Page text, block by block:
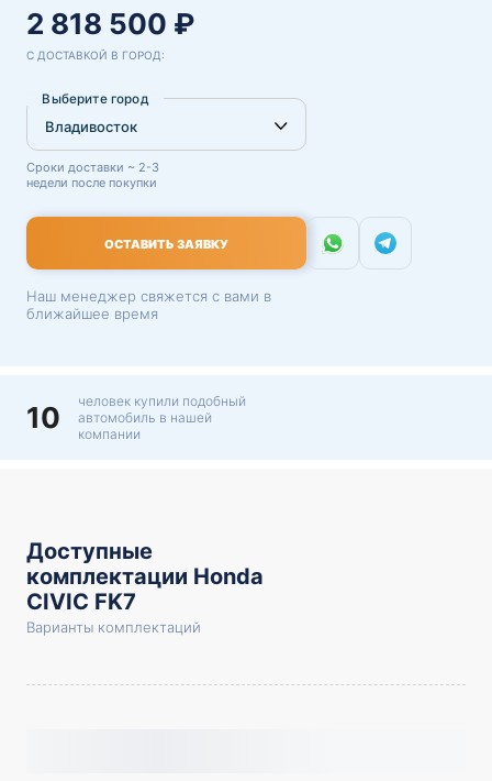
2 818 500 ₽
С ДОСТАВКОЙ В ГОРОД:
Выберите город
Сроки доставки ~ 2-3
недели после покупки
ОСТАВИТЬ ЗАЯВКУ
Наш менеджер свяжется с вами в
ближайшее время
10
человек купили подобный
автомобиль в нашей
компании
Доступные
комплектации Honda
CIVIC FK7
Варианты комплектаций